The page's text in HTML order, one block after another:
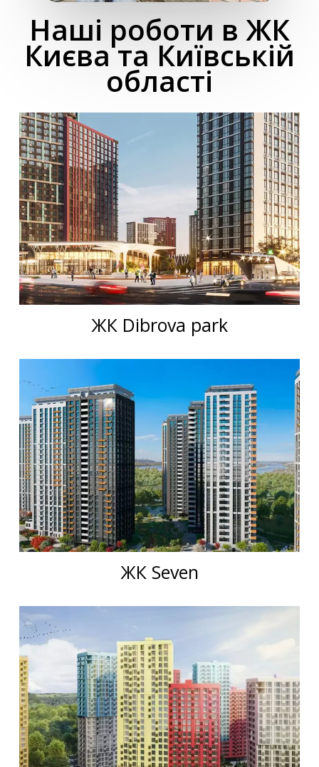
Наші роботи в ЖК
Києва та Київській
області
ЖК Dibrova park
ЖК Seven